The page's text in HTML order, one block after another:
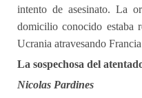
intento de asesinato. La
domicilio conocido estaba
Ucrania atravesando
La sospechosa del
Nicolas Pardines